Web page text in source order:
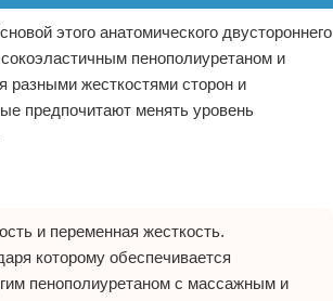
этого анатомического двустороннего
пенополиуретаном и
жесткостями сторон и
предпочитают менять уровень
и переменная жесткость.
которому обеспечивается
пенополиуретаном с массажным и